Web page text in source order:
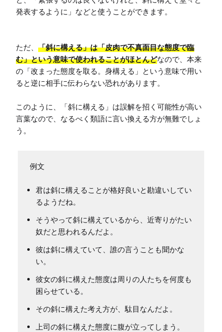
発表するように」などと使うことができます。
ただ、 「斜に構える」は「皮肉で不真面目な態度で臨
む」という意味で使われることがほとんどなので、本来
の「改まった態度を取る。身構える」という意味で用い
ると逆に相手に伝わらない恐れがあります。
このように、「斜に構える」は誤解を招く可能性が高い
言葉なので、なるべく類語に言い換える方が無難でしょ
う。
君は斜に構えることが格好良いと勘違いしてい
るようだね。
そうやって斜に構えているから、近寄りがたい
奴だと思われるんだよ。
彼は斜に構えていて、誰の言うことも聞かな
い。
彼女の斜に構えた態度は周りの人たちを何度も
困らせている。
その斜に構えた考え方が、駄目なんだよ。
上司の斜に構えた態度に腹が立ってしまう。